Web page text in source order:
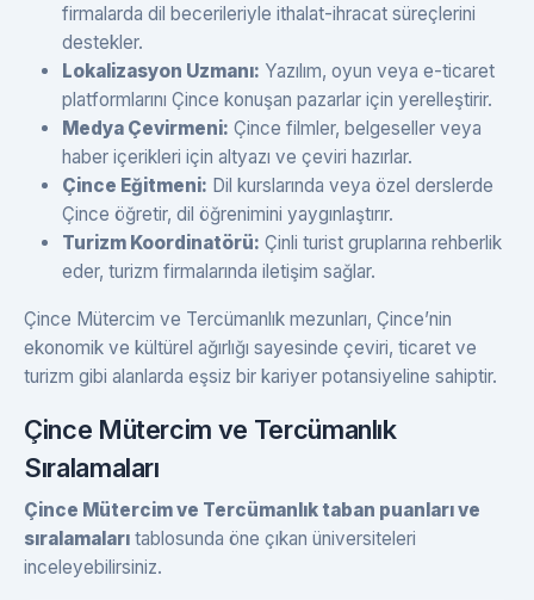
firmalarda dil becerileriyle ithalat-ihracat süreçlerini
destekler.
Lokalizasyon Uzmanı: Yazılım, oyun veya e-ticaret
platformlarını Çince konuşan pazarlar için yerelleştirir.
Medya Çevirmeni: Çince filmler, belgeseller veya
haber içerikleri için altyazı ve çeviri hazırlar.
Çince Eğitmeni: Dil kurslarında veya özel derslerde
Çince öğretir, dil öğrenimini yaygınlaştırır.
Turizm Koordinatörü: Çinli turist gruplarına rehberlik
eder, turizm firmalarında iletişim sağlar.
Çince Mütercim ve Tercümanlık mezunları, Çince’nin
ekonomik ve kültürel ağırlığı sayesinde çeviri, ticaret ve
turizm gibi alanlarda eşsiz bir kariyer potansiyeline sahiptir.
Çince Mütercim ve Tercümanlık
Sıralamaları
Çince Mütercim ve Tercümanlık taban puanları ve
sıralamaları tablosunda öne çıkan üniversiteleri
inceleyebilirsiniz.